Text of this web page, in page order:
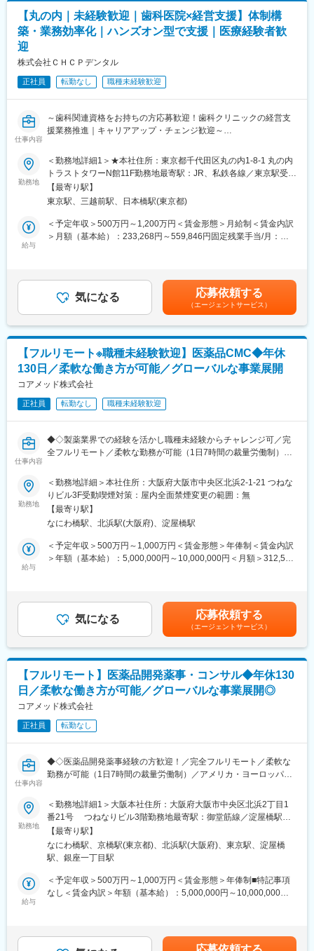
■当社の特徴：
韓国セルトリオングループは、韓国株式市場KOSPIに上市してい
るバイオ医薬品を開発・製造する企業の中で、常に時価総額が
です。
ミラー＊を含めたバイオ医薬品を日本で販売するため、セルトリ
今後の更なる事業拡大に向け、ご自身の経験やノウハウを発揮頂
ます。
＊バイオシミラー：先行バイオ医薬品と同等/同質の品質、安全性
および有効性を有し、異なる製造販売業者により開発される医薬
■事業の特徴：
開発から臨床試験、規制関連業務、製造、流通まで、バイオ医薬
品事業の全プロセスに対応するワンストップソリューションを提
供することで、世界中の患者様にバイオ医薬品の新しい治療の選
択肢をお届けしています。
変更の範囲：会社の定める業務
【丸の内｜未経験歓迎｜歯科医院×経営支援】体制構
築・業務効率化｜ハンズオン型で支援｜医療経験者歓
迎
株式会社ＣＨＣＰデンタル
正社員 転勤なし 職種未経験歓迎
仕事内容
～歯科関連資格をお持ちの方応募歓迎！歯科クリニックの経営支
援業務推進｜キャリアアップ・チェンジ歓迎～
■ ポジション概要
歯科クリニックの経営支援業務。適切なガバナンス体制の構築や
業務の効率化、採用・教育といった面での支援も実施。誰もが働
きやすい環境を実現するとともに、目まぐるしく変化する歯科業
界の中で、競争力を発揮できる医院づくりをバックアップしてい
きます。
・適切なガバナンス体制の構築、意思決定の高度化
・共同購買、本部機能、ICT導入による業務オペレーションの効率
・歯科業界におけるベストプラクティス診療の導入・従業員教育
の充実と働き方改革の実践
・地域に所在する病院、施設(自宅含む)との連携強化
・集患マーケティングの企画、Web戦略立案、実行
▼一部事例
・採用・教育・シフトコントロールの実践によるリテンションの
向上
・従業員教育の充実と働き方改革の実践
・地域に所在する病院、施設(自宅含む)との連携強化
・共同購買、本部機能、ICT導入による業務オペレーションの効率
化
・金融機関からの信頼を背景とした成長資金の提供
・経営承継後における後継者の確保と体制構築
■組織体制
CHCPグループ企業数／社員数
・企業数：9社
・社員数：約150名
グループ拠点数
・病院：全国3,076床
・薬局：全国186店舗
・在宅サービス拠点：323拠点
・歯科医院：237チェア
勤務地
＜勤務地詳細1＞★本社住所：東京都千代田区丸の内1-8-1 丸の内
トラストタワーN館11F勤務地最寄駅：JR、私鉄各線／東京駅受動
喫煙対策：屋内全面禁煙＜勤務地詳細2＞在宅勤務（直行直帰）住
所：大阪府 受動喫煙対策：屋内全面禁煙変更の範囲：本文参照
【最寄り駅】
東京駅、三越前駅、日本橋駅(東京都)
給与
＜予定年収＞500万円～1,200万円＜賃金形態＞月給制＜賃金内訳
＞月額（基本給）：233,268円～559,846円固定残業手当/月：
上記、想定年収のためスキルやご経験に応じて変動する可能性あ
り■昇給：有（※会社業績、勤務成績、成果に応じる）■賞与：有
（※会社業績に応じる。上記想定年収には賞与含まず）賃金はあく
までも目安の金額であり、選考を通じて上下する可能性がありま
す。月給(月額)は固定手当を含めた表記です。
気になる 応募依頼する
（エージェントサービス）
【フルリモート※職種未経験歓迎】医薬品CMC◆年休
130日／柔軟な働き方が可能／グローバルな事業展開
コアメッド株式会社
正社員 転勤なし 職種未経験歓迎
仕事内容
◆◇製薬業界での経験を活かし職種未経験からチャレンジ可／完
全フルリモート／柔軟な勤務が可能（1日7時間の裁量労働制）／
戦略のコンサルティング会社◆◇
■仕事内容：
医薬品開発におけるCMC領域を中心に、コンサルティングおよび
各種申請資料の作成業務をお任せします。
新薬承認に関わる品質・製造・試験に関する戦略立案から資料作
成までを担っていただきます。
る資料の整備・評価・助言・企画の設定
・製造方法/試験方法に関する資料の評価・助言
・安定性試験に関する資料の評価・助言
・外国製造業者認定、原薬等登録等
※クライアントは欧米製薬会社または外資系製薬会社がほとんどで
す。
※プロジェクトは一人で行うのではなく、現社員と共に分担し業務
にあたっていただきます。
■教育体制：
通常医薬品メーカー出身が会員である関西医薬協会に、当社は会
員として登録しています。業界関連のセミナーにも参加すること
プデートできる環境です。
■働き方：
◎完全在宅勤務のため、拠点（東京・大阪）の近くにお住まいで
なくてもご就業いただけます。
場合、お子様の通院やご都合に合わせて業務時間を調整できま
す。
勤務地
＜勤務地詳細＞本社住所：大阪府大阪市中央区北浜2-1-21 つねな
りビル3F受動喫煙対策：屋内全面禁煙変更の範囲：無
【最寄り駅】
なにわ橋駅、北浜駅(大阪府)、淀屋橋駅
給与
＜予定年収＞500万円～1,000万円＜賃金形態＞年俸制＜賃金内訳
＞年額（基本給）：5,000,000円～10,000,000円＜月額＞312,500
平均で夏2ヶ月分、冬2ヶ月分）賃金はあくまでも目安の金額であ
り、選考を通じて上下する可能性があります。月給(月額)は固定手
当を含めた表記です。
気になる 応募依頼する
（エージェントサービス）
【フルリモート】医薬品開発薬事・コンサル◆年休130
日／柔軟な働き方が可能／グローバルな事業展開◎
コアメッド株式会社
正社員 転勤なし
仕事内容
◆◇医薬品開発薬事経験の方歓迎！／完全フルリモート／柔軟な
勤務が可能（1日7時間の裁量労働制）／アメリカ・ヨーロッパ企
会社◆◇
■業務内容：
医薬品開発における薬事戦略の立案・評価・助言を中心としたコ
ンサルティング業務をお任せします。承認取得に向けた最適な戦
略を設計する上流ポジションです。
・クライアントの基本戦略を踏まえた薬事戦略の立案
・三極規制当局との事前相談を含むリエゾン業務および規制動向
勤務地
＜勤務地詳細1＞大阪本社住所：大阪府大阪市中央区北浜2丁目1
番21号 つねなりビル3階勤務地最寄駅：御堂筋線／淀屋橋駅受
動喫煙対策：屋内全面禁煙＜勤務地詳細2＞東京支社住所：東京都
千代田区丸の内1-11-1 パシフィックセンチュリープレイス丸の内
13階 受動喫煙対策：屋内全面禁煙変更の範囲：無
【最寄り駅】
なにわ橋駅、京橋駅(東京都)、北浜駅(大阪府)、東京駅、淀屋橋
駅、銀座一丁目駅
給与
＜予定年収＞500万円～1,000万円＜賃金形態＞年俸制■特記事項
なし＜賃金内訳＞年額（基本給）：5,000,000円～10,000,000円
額であり、選考を通じて上下する可能性があります。月給(月額)は